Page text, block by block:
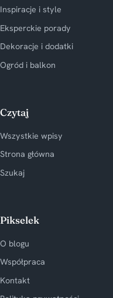
Inspiracje i style
Eksperckie porady
Dekoracje i dodatki
Ogród i balkon
Czytaj
Wszystkie wpisy
Strona główna
Szukaj
Pikselek
O blogu
Współpraca
Kontakt